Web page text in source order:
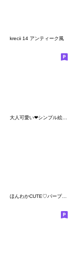
krecii 14 アンティーク風
大人可愛い❤︎シンプル絵文字 3
ほんわかCUTE♡パープル推しガール